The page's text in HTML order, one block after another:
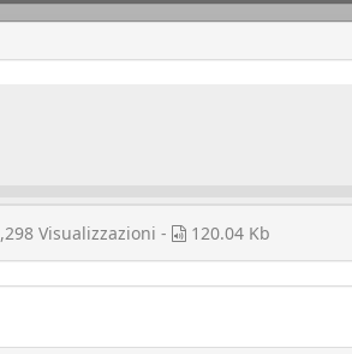
Visualizzazioni - 120.04 Kb